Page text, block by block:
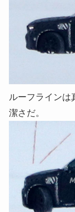
ルーフラインは
潔さだ。